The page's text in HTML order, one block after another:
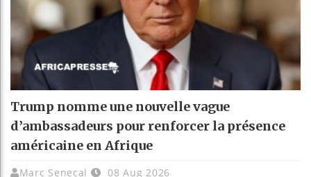
Trump nomme une nouvelle vague
d’ambassadeurs pour renforcer la présence
américaine en Afrique
Marc Senecal 08 Aug 2026